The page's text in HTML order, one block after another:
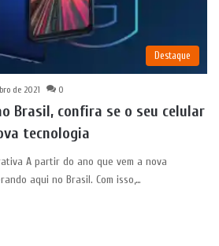
Destaque
de 2021 0
Brasil, confira se o seu celular
tecnologia
A partir do ano que vem a nova
aqui no Brasil. Com isso,…